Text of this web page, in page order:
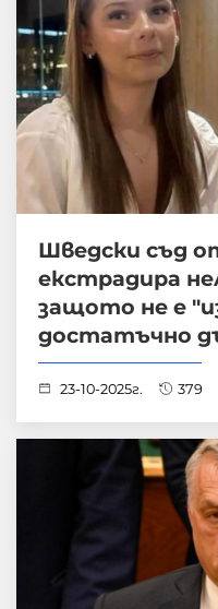
Шведски съд
екстрадира
защото не е
достатъчно
23-10-2025г. 379